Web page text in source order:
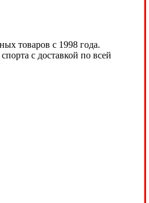
товаров с 1998 года.
с доставкой по всей